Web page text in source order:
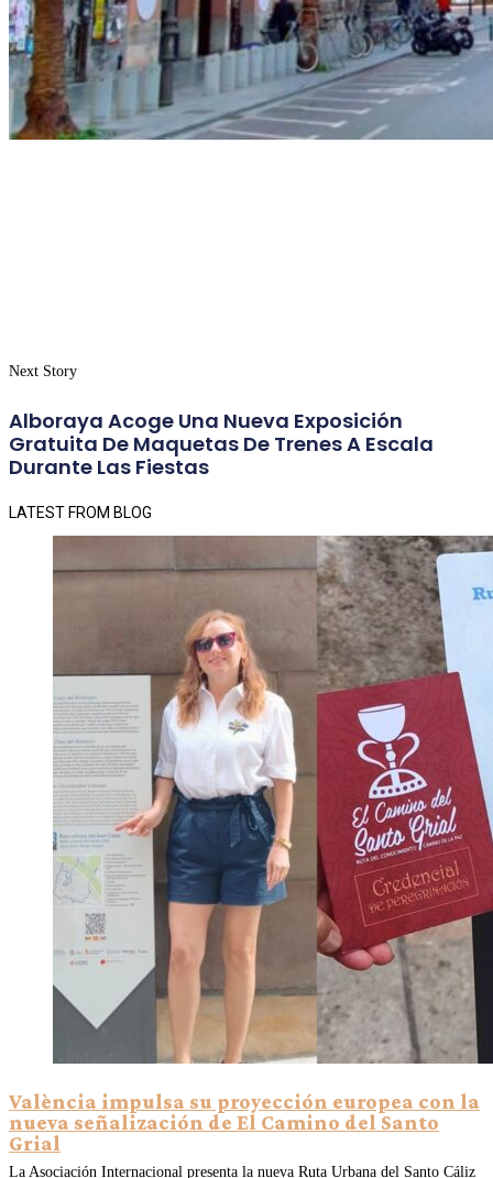
Next Story
Alboraya Acoge Una Nueva Exposición
Gratuita De Maquetas De Trenes A Escala
Durante Las Fiestas
LATEST FROM BLOG
València impulsa su proyección europea con la
nueva señalización de El Camino del Santo
Grial
La Asociación Internacional presenta la nueva Ruta Urbana del Santo Cáliz